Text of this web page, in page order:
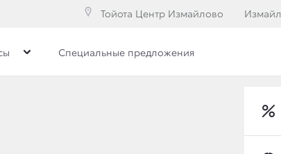
Тойота Центр Измайлово
Специальные предложения